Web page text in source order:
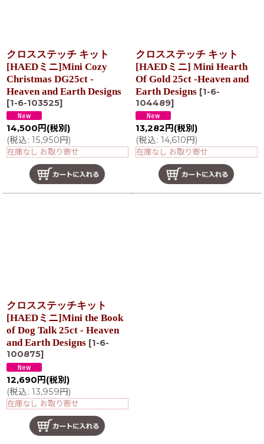
クロスステッチ キット
[HAEDミニ]Mini Cozy
Christmas DG25ct -
Heaven and Earth Designs
[1-6-103525]
14,500 円 (税別)
(税込: 15,950円)
在庫なし お取り寄せ
クロスステッチ キット
[HAEDミニ] Mini Hearth
Of Gold 25ct -Heaven and
Earth Designs [1-6-
104489]
13,282 円 (税別)
(税込: 14,610円)
在庫なし お取り寄せ
クロスステッチキット
[HAEDミニ]Mini the Book
of Dog Talk 25ct - Heaven
and Earth Designs [1-6-
100875]
12,690 円 (税別)
(税込: 13,959円)
在庫なし お取り寄せ